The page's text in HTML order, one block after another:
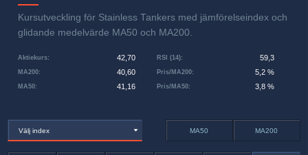
Kursutveckling för Stainless Tankers med jämförelseindex och
glidande medelvärde MA50 och MA200.
Aktiekurs: 42,70
MA50: 41,16
MA200: 40,60 Pris/MA200: 5,2 %
RSI (14): 59,3
Pris/MA50: 3,8 %
Välj index MA50 MA200